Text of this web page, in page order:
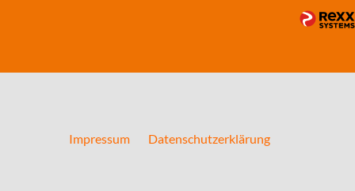
Impressum Datenschutzerklärung